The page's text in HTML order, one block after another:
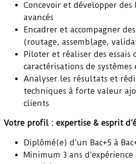
Concevoir et développer des
avancés
Encadrer et accompagner
(routage, assemblage,
Piloter et réaliser des essais
caractérisations de
Analyser les résultats et
techniques à forte valeur
clients
Votre profil : expertise & esprit
Diplômé(e) d’un Bac+5 à
Minimum 3 ans